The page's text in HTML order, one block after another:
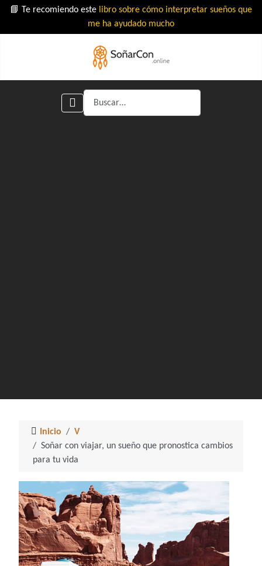
📘 Te recomiendo este libro sobre cómo interpretar sueños que
me ha ayudado mucho
Buscar
Inicio
V
Soñar con viajar, un sueño que pronostica cambios
para tu vida